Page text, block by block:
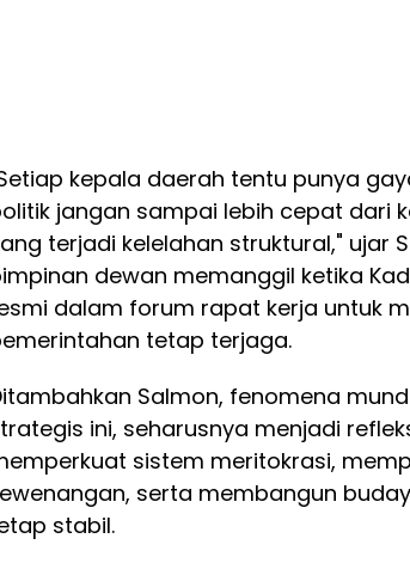
kepala daerah tentu punya
jangan sampai lebih cepat dari
terjadi kelelahan struktural," ujar
dewan memanggil ketika
dalam forum rapat kerja untuk
tetap terjaga.
Salmon, fenomena
ini, seharusnya menjadi
sistem meritokrasi,
serta membangun
stabil.